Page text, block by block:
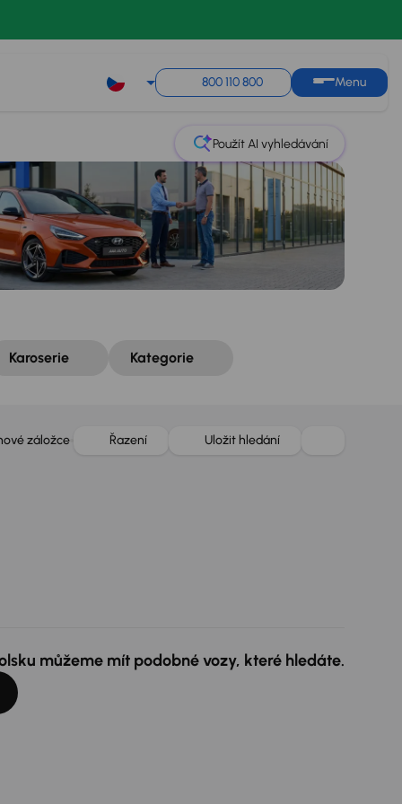
800 110 800 Menu
Použít AI vyhledávání
Karoserie Kategorie
záložce Řazení Uložit hledání
můžeme mít podobné vozy, které hledáte.